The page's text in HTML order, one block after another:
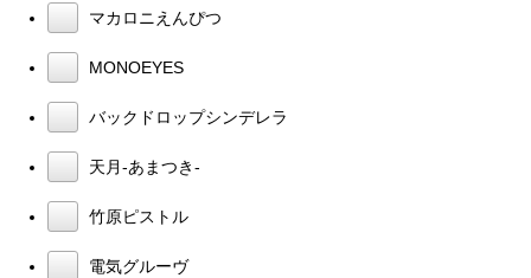
マカロニえんぴつ
MONOEYES
バックドロップシンデレラ
天月-あまつき-
竹原ピストル
電気グルーヴ